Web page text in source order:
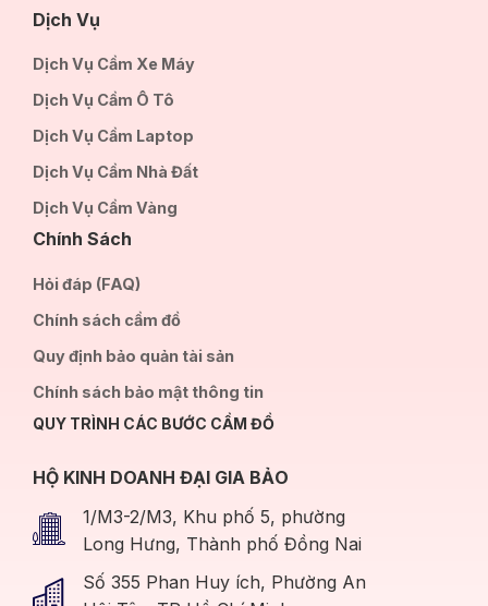
Dịch Vụ
Dịch Vụ Cầm Xe Máy
Dịch Vụ Cầm Ô Tô
Dịch Vụ Cầm Laptop
Dịch Vụ Cầm Nhà Đất
Dịch Vụ Cầm Vàng
Chính Sách
Hỏi đáp (FAQ)
Chính sách cầm đồ
Quy định bảo quản tài sản
Chính sách bảo mật thông tin
QUY TRÌNH CÁC BƯỚC CẦM ĐỒ
HỘ KINH DOANH ĐẠI GIA BẢO
1/M3-2/M3, Khu phố 5, phường
Long Hưng, Thành phố Đồng Nai
Số 355 Phan Huy ích, Phường An